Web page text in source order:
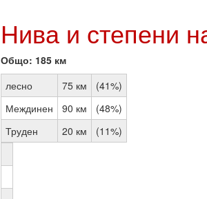
Нива и степени
Общо: 185 км
лесно
75 км
(41%)
Междинен
90 км
(48%)
Труден
20 км (11%)